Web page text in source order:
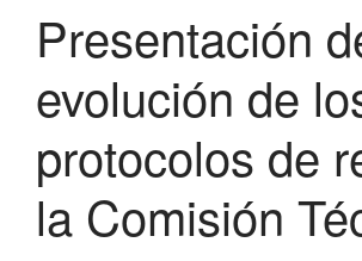
Orange
Guifi.net
migración
Presentación
evolución de
protocolos de
la Comisión